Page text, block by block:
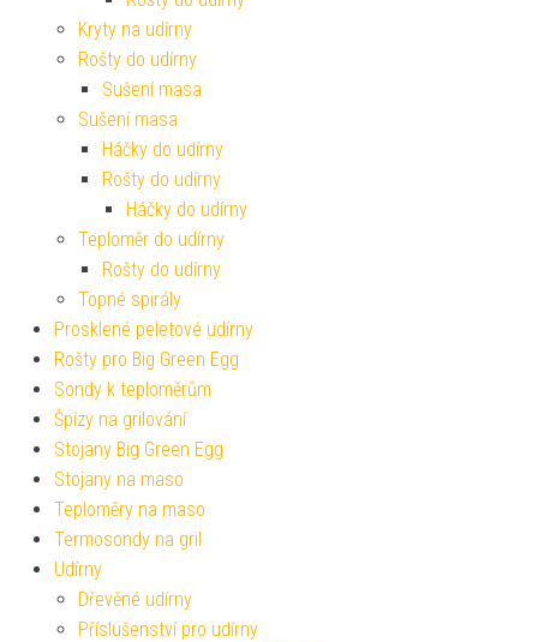
Kryty na udírny
Rošty do udírny
Sušení masa
Sušení masa
Háčky do udírny
Rošty do udírny
Háčky do udírny
Teploměr do udírny
Rošty do udírny
Topné spirály
Prosklené peletové udírny
Rošty pro Big Green Egg
Sondy k teploměrům
Špízy na grilování
Stojany Big Green Egg
Stojany na maso
Teploměry na maso
Termosondy na gril
Udírny
Dřevěné udírny
Příslušenství pro udírny